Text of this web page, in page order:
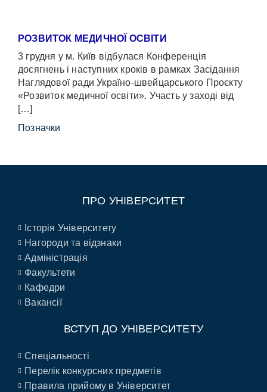
РОЗВИТОК МЕДИЧНОЇ ОСВІТИ
3 грудня у м. Київ відбулася Конференція
досягнень і наступних кроків в рамках Засідання
Наглядової ради Україно-швейцарського Проєкту
«Розвиток медичної освіти». Участь у заході від
[…]
Позначки
ПРО УНІВЕРСИТЕТ
Історія Університету
Нагороди та відзнаки
Адміністрація
Факультети
Кафедри
Вакансії
ВСТУП ДО УНІВЕРСИТЕТУ
Спеціальності
Перелік конкурсних предметів
Правила прийому в Університет